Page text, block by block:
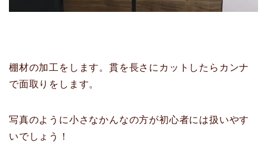
棚材の加工をします。貫を長さにカットしたらカンナ
で面取りをします。
写真のように小さなかんなの方が初心者には扱いやす
いでしょう！